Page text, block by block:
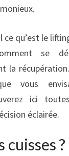
qu’est le
se
la
vous
ici
éclairée.
cuisses ?